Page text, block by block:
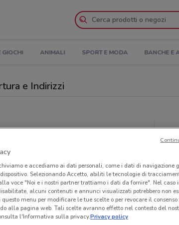
GIOCHI ANIMALI SPORT E MODA BANCHE E
e Indirizzi
e accediamo ai dati personali, come i dati di navigazione
Selezionando Accetto, abiliti le tecnologie di
voce "Noi e i nostri partner trattiamo i dati da fornire". Nel caso
alcuni contenuti e annunci visualizzati potrebbero non
menu per modificare le tue scelte o per revocare il
alla pagina web. Tali scelte avranno effetto nel contesto del
l'Informativa sulla privacy.Privacy policy